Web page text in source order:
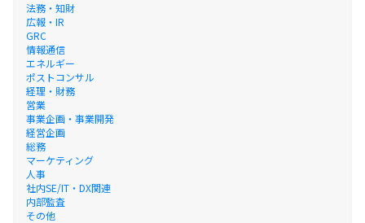
法務・知財
広報・IR
GRC
情報通信
エネルギー
ポストコンサル
経理・財務
営業
事業企画・事業開発
経営企画
総務
マーケティング
人事
社内SE/IT・DX関連
内部監査
その他